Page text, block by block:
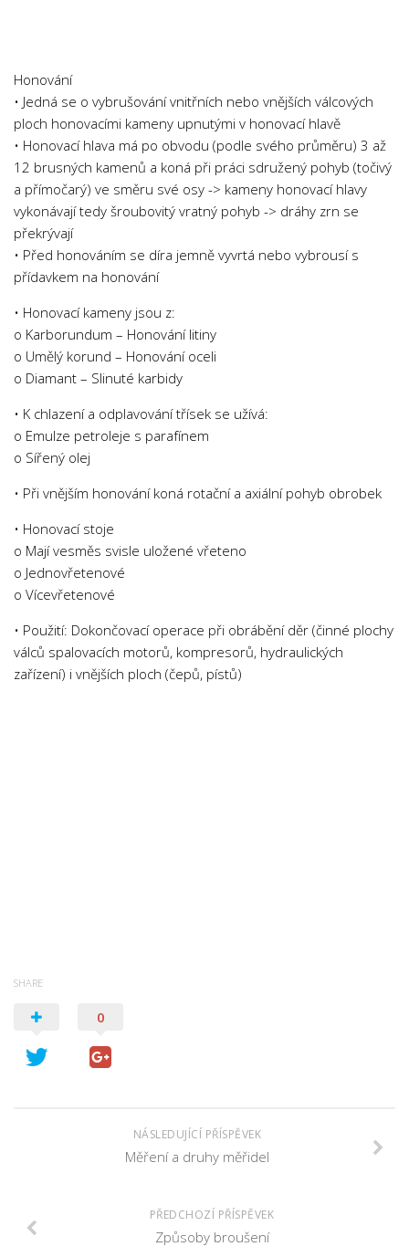
Ekonomie
Fyzika
Informatika
Jazyky
Management
Marketing
Občanská nauka
Pedagogika
Psychologie a Sociologie
Společenské vědy
Technika
Zdravotnictví
Zeměpis
Honování
• Jedná se o vybrušování vnitřních nebo vnějších válcových
ploch honovacími kameny upnutými v honovací hlavě
• Honovací hlava má po obvodu (podle svého průměru) 3 až
12 brusných kamenů a koná při práci sdružený pohyb (točivý
a přímočarý) ve směru své osy -> kameny honovací hlavy
vykonávají tedy šroubovitý vratný pohyb -> dráhy zrn se
překrývají
• Před honováním se díra jemně vyvrtá nebo vybrousí s
přídavkem na honování
• Honovací kameny jsou z:
o Karborundum – Honování litiny
o Umělý korund – Honování oceli
o Diamant – Slinuté karbidy
• K chlazení a odplavování třísek se užívá:
o Emulze petroleje s parafínem
o Sířený olej
• Při vnějším honování koná rotační a axiální pohyb obrobek
• Honovací stoje
o Mají vesměs svisle uložené vřeteno
o Jednovřetenové
o Vícevřetenové
• Použití: Dokončovací operace při obrábění děr (činné plochy
válců spalovacích motorů, kompresorů, hydraulických
zařízení) i vnějších ploch (čepů, pístů)
SHARE
0
NÁSLEDUJÍCÍ PŘÍSPĚVEK
Měření a druhy měřidel
PŘEDCHOZÍ PŘÍSPĚVEK
Způsoby broušení